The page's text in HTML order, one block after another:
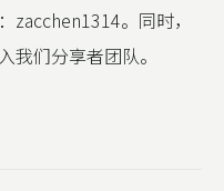
zacchen1314。同时，
我们分享者团队。